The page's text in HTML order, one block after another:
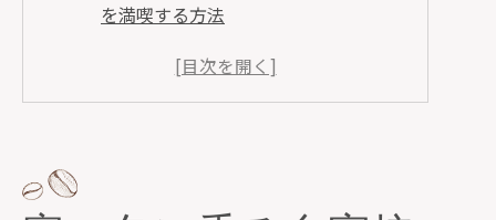
を満喫する方法
自家焙煎コーヒーで暖かいおうち時間
を過ごす工夫